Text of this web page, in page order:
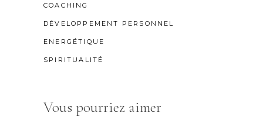
COACHING
DÉVELOPPEMENT PERSONNEL
ENERGÉTIQUE
SPIRITUALITÉ
Vous pourriez aimer